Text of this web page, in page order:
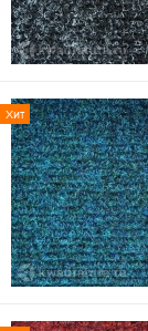
Хит